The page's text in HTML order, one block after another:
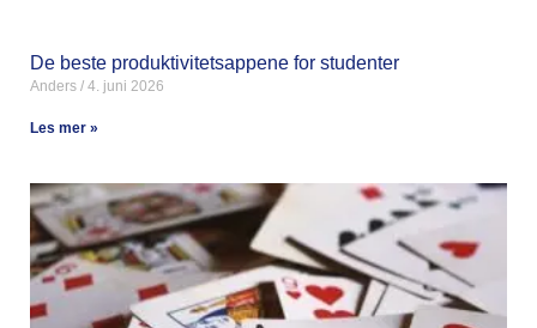
De beste produktivitetsappene for studenter
Anders 4. juni 2026
Les mer »